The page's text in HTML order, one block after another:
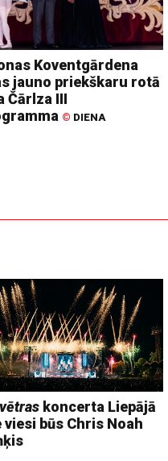
Koventgārdena
jauno priekškaru rotā
Čārlza III
© DIENA
koncerta Liepājā
viesi būs Chris Noah